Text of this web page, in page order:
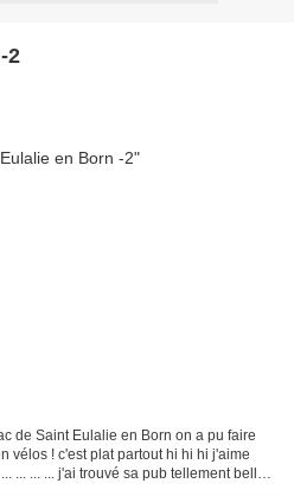
2
de Saint Eulalie en Born on a pu faire
vélos ! c'est plat partout hi hi hi j'aime
... ... ... j'ai trouvé sa pub tellement belle ,